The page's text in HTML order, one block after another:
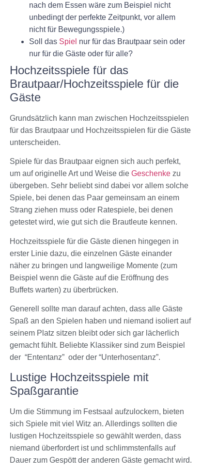
nach dem Essen wäre zum Beispiel nicht
unbedingt der perfekte Zeitpunkt, vor allem
nicht für Bewegungsspiele.)
Soll das Spiel nur für das Brautpaar sein oder
nur für die Gäste oder für alle?
Hochzeitsspiele für das
Brautpaar/Hochzeitsspiele für die
Gäste
Grundsätzlich kann man zwischen Hochzeitsspielen
für das Brautpaar und Hochzeitsspielen für die Gäste
unterscheiden.
Spiele für das Brautpaar eignen sich auch perfekt,
um auf originelle Art und Weise die Geschenke zu
übergeben. Sehr beliebt sind dabei vor allem solche
Spiele, bei denen das Paar gemeinsam an einem
Strang ziehen muss oder Ratespiele, bei denen
getestet wird, wie gut sich die Brautleute kennen.
Hochzeitsspiele für die Gäste dienen hingegen in
erster Linie dazu, die einzelnen Gäste einander
näher zu bringen und langweilige Momente (zum
Beispiel wenn die Gäste auf die Eröffnung des
Buffets warten) zu überbrücken.
Generell sollte man darauf achten, dass alle Gäste
Spaß an den Spielen haben und niemand isoliert auf
seinem Platz sitzen bleibt oder sich gar lächerlich
gemacht fühlt. Beliebte Klassiker sind zum Beispiel
der “Ententanz” oder der “Unterhosentanz”.
Lustige Hochzeitsspiele mit
Spaßgarantie
Um die Stimmung im Festsaal aufzulockern, bieten
sich Spiele mit viel Witz an. Allerdings sollten die
lustigen Hochzeitsspiele so gewählt werden, dass
niemand überfordert ist und schlimmstenfalls auf
Dauer zum Gespött der anderen Gäste gemacht wird.